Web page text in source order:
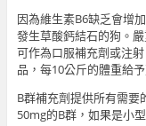
因為維生素B6缺乏會增
發生草酸鈣結石的狗。
可作為口服補充劑或注
品，每10公斤的體重給
B群補充劑提供所有需要
50mg的B群，如果是小